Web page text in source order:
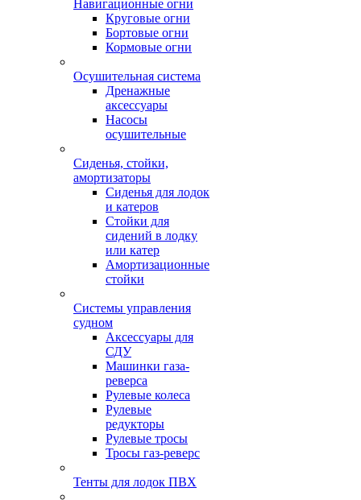
Навигационные огни
Круговые огни
Бортовые огни
Кормовые огни
Осушительная система
Дренажные
аксессуары
Насосы
осушительные
Сиденья, стойки,
амортизаторы
Сиденья для лодок
и катеров
Стойки для
сидений в лодку
или катер
Амортизационные
стойки
Системы управления
судном
Аксессуары для
СДУ
Машинки газа-
реверса
Рулевые колеса
Рулевые
редукторы
Рулевые тросы
Тросы газ-реверс
Тенты для лодок ПВХ